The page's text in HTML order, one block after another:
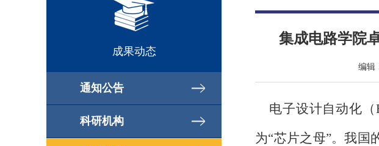
成果动态
通知公告
科研机构
集成电路学院
编辑
电子设计自动化（
为“芯片之母”。我国